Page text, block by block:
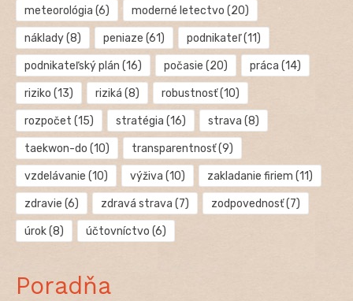
meteorológia (6) moderné letectvo (20)
náklady(8) peniaze (61) podnikateľ(11)
podnikateľský plán (16) počasie (20) práca (14)
riziko (13) riziká (8) robustnosť(10)
rozpočet (15) stratégia (16) strava (8)
taekwon-do (10) transparentnosť(9)
vzdelávanie (10) výživa (10) zakladanie firiem (11)
zdravie (6) zdravá strava (7) zodpovednosť(7)
úrok(8) účtovníctvo (6)
Poradňa